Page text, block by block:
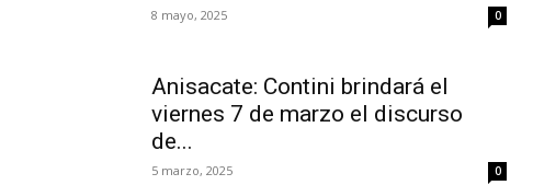
8 mayo, 2025 0
Anisacate: Contini brindará el
viernes 7 de marzo el discurso
de...
5 marzo, 2025 0